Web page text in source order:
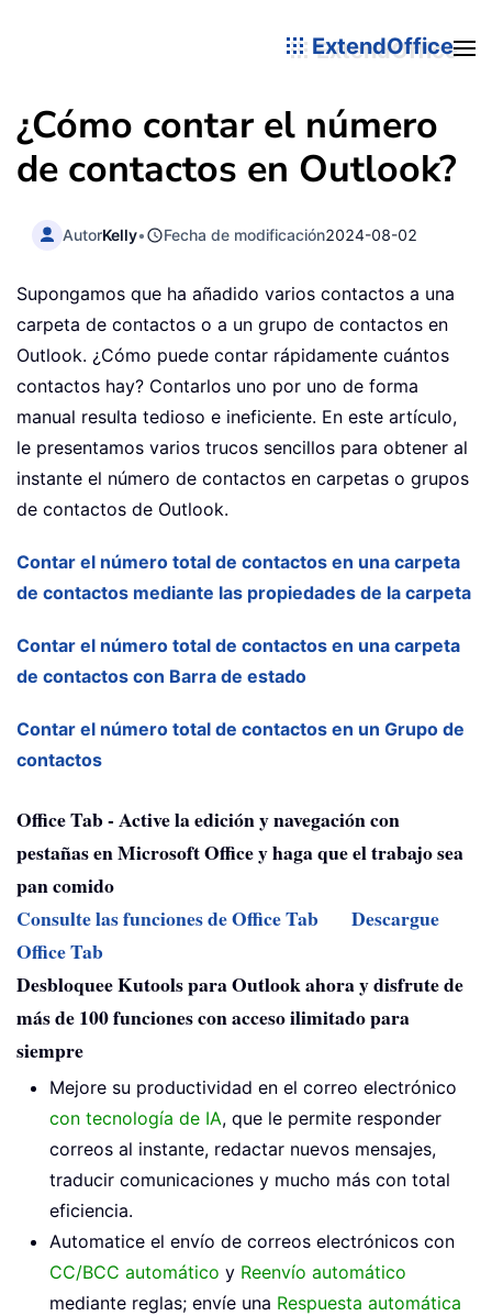
ExtendOffice
¿Cómo contar el número
de contactos en Outlook?
AutorKelly• Fecha de modificación2024-08-02
Supongamos que ha añadido varios contactos a una
carpeta de contactos o a un grupo de contactos en
Outlook. ¿Cómo puede contar rápidamente cuántos
contactos hay? Contarlos uno por uno de forma
manual resulta tedioso e ineficiente. En este artículo,
le presentamos varios trucos sencillos para obtener al
instante el número de contactos en carpetas o grupos
de contactos de Outlook.
Contar el número total de contactos en una carpeta
de contactos mediante las propiedades de la carpeta
Contar el número total de contactos en una carpeta
de contactos con Barra de estado
Contar el número total de contactos en un Grupo de
contactos
Office Tab - Active la edición y navegación con
pestañas en Microsoft Office y haga que el trabajo sea
pan comido
Consulte las funciones de Office Tab
Descargue
Office Tab
Desbloquee Kutools para Outlook ahora y disfrute de
más de 100 funciones con acceso ilimitado para
siempre
Mejore su productividad en el correo electrónico
con tecnología de IA, que le permite responder
correos al instante, redactar nuevos mensajes,
traducir comunicaciones y mucho más con total
eficiencia.
Automatice el envío de correos electrónicos con
CC/BCC automático y Reenvío automático
mediante reglas; envíe una Respuesta automática